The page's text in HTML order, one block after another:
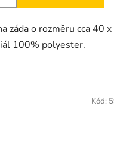
záda o rozměru cca 40
100% polyester.
Kód: